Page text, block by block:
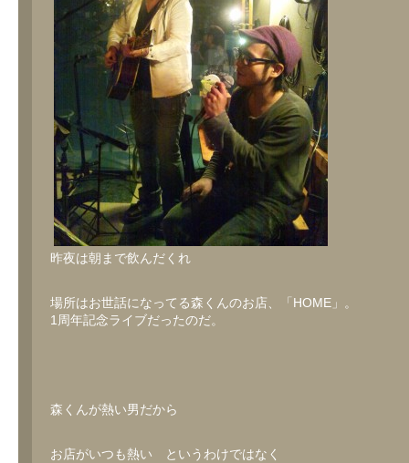
昨夜は朝まで飲んだくれ
場所はお世話になってる森くんのお店、「HOME」。
1周年記念ライブだったのだ。
森くんが熱い男だから
お店がいつも熱い というわけではなく